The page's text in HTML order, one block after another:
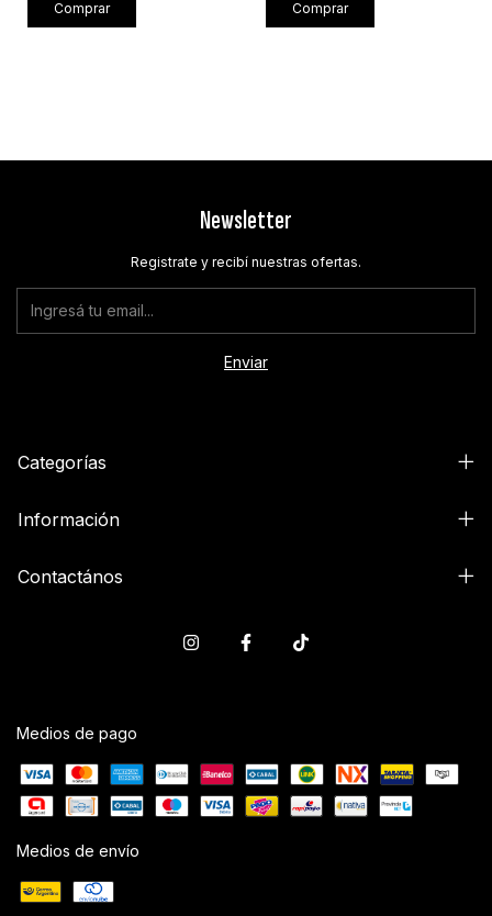
Comprar Comprar
Newsletter
Registrate y recibí nuestras ofertas.
Categorías
Información
Contactános
Medios de pago
Medios de envío